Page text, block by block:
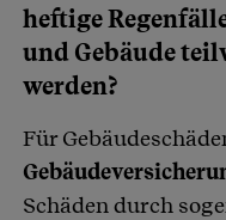
heftige
und Gebäude
werden?
Für
Schäden durch